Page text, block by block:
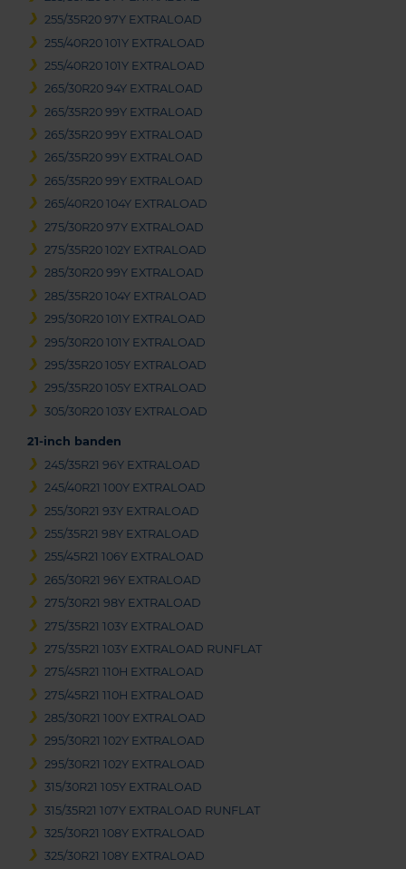
255/35R20 97Y EXTRALOAD
255/40R20 101Y EXTRALOAD
255/40R20 101Y EXTRALOAD
265/30R20 94Y EXTRALOAD
265/35R20 99Y EXTRALOAD
265/35R20 99Y EXTRALOAD
265/35R20 99Y EXTRALOAD
265/35R20 99Y EXTRALOAD
265/40R20 104Y EXTRALOAD
275/30R20 97Y EXTRALOAD
275/35R20 102Y EXTRALOAD
285/30R20 99Y EXTRALOAD
285/35R20 104Y EXTRALOAD
295/30R20 101Y EXTRALOAD
295/30R20 101Y EXTRALOAD
295/35R20 105Y EXTRALOAD
295/35R20 105Y EXTRALOAD
305/30R20 103Y EXTRALOAD
21-inch banden
245/35R21 96Y EXTRALOAD
245/40R21 100Y EXTRALOAD
255/30R21 93Y EXTRALOAD
255/35R21 98Y EXTRALOAD
255/45R21 106Y EXTRALOAD
265/30R21 96Y EXTRALOAD
275/30R21 98Y EXTRALOAD
275/35R21 103Y EXTRALOAD
275/35R21 103Y EXTRALOAD RUNFLAT
275/45R21 110H EXTRALOAD
275/45R21 110H EXTRALOAD
285/30R21 100Y EXTRALOAD
295/30R21 102Y EXTRALOAD
295/30R21 102Y EXTRALOAD
315/30R21 105Y EXTRALOAD
315/35R21 107Y EXTRALOAD RUNFLAT
325/30R21 108Y EXTRALOAD
325/30R21 108Y EXTRALOAD